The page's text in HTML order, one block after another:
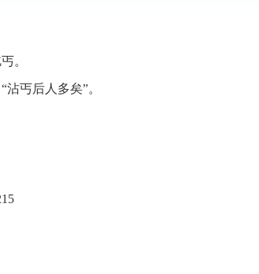
。
沾丐后人多矣”。